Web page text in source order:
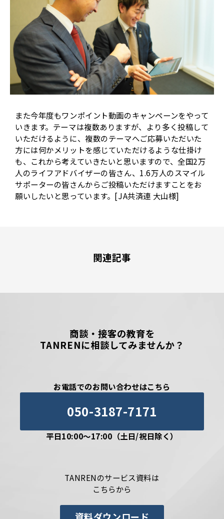
また今年度もワンポイント動画のキャンペーンをやって
いきます。テーマは複数ありますが、より多く投稿して
いただけるように、複数のテーマへご応募いただいた
方には何かメリットを感じていただけるような仕掛け
も、これから考えていきたいと思いますので、全国2万
人のライフアドバイザーの皆さん、1.6万人のスマイル
サポーターの皆さんからご投稿いただけますことをお
願いしたいと思っています。[JA共済連 大山様]
関連記事
商談・接客の教育を
TANRENに相談してみませんか？
お電話でのお問い合わせはこちら
050-3187-7171
平日10:00〜17:00（土日/祝日除く）
TANRENのサービス資料は
こちらから
資料ダウンロード